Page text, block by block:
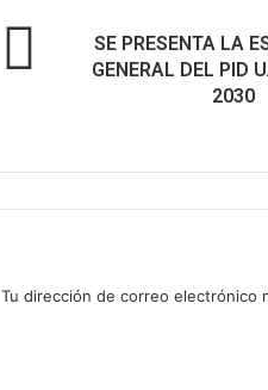
SE PRESENTA LA
GENERAL DEL PID
2030
Tu dirección de correo electrónico